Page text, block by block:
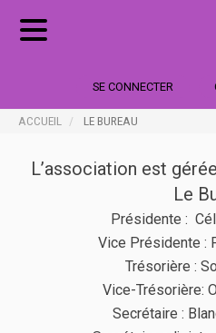
SE CONNECTER
ACCUEIL LE BUREAU
L’association est
Le
Présidente :
Vice Présidente :
Trésorière :
Vice-Trésorière:
Secrétaire :